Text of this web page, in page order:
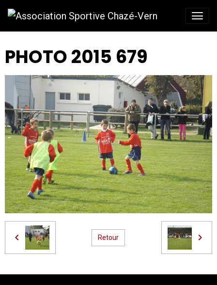
PHOTO 2015 679
Retour